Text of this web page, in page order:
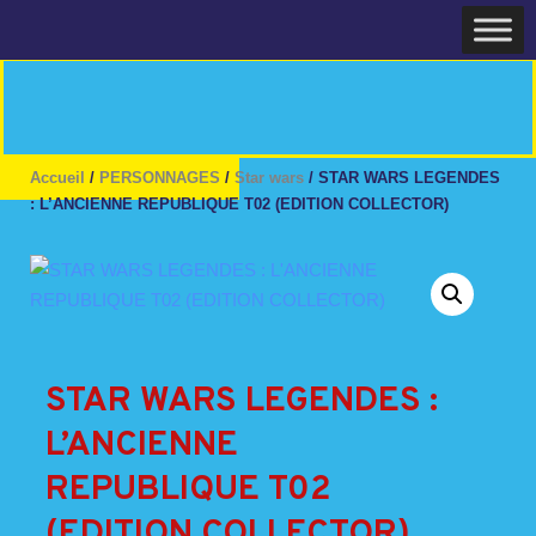
Accueil / PERSONNAGES / Star wars / STAR WARS LEGENDES
: L’ANCIENNE REPUBLIQUE T02 (EDITION COLLECTOR)
STAR WARS LEGENDES :
L’ANCIENNE
REPUBLIQUE T02